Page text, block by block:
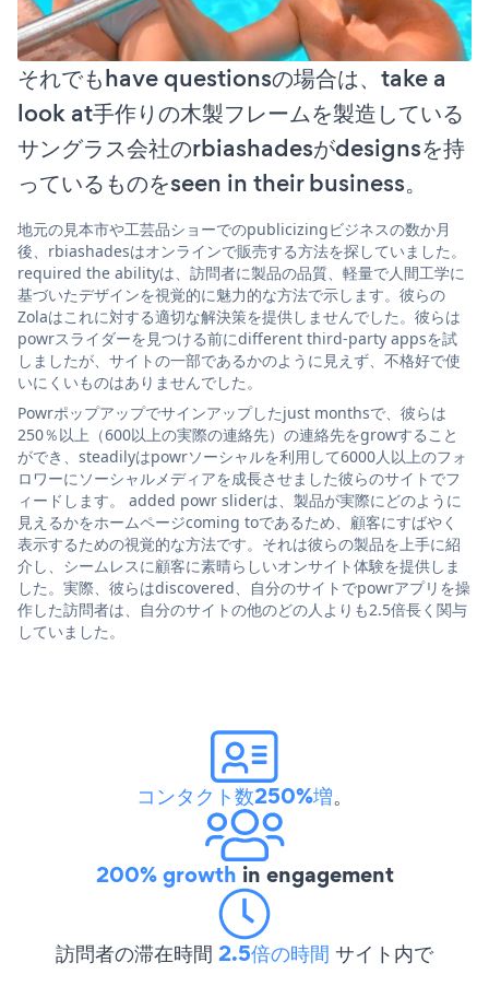
それでもhave questionsの場合は、take a
look at手作りの木製フレームを製造している
サングラス会社のrbiashadesがdesignsを持
っているものをseen in their business。
地元の見本市や工芸品ショーでのpublicizingビジネスの数か月
後、rbiashadesはオンラインで販売する方法を探していました。
required the abilityは、訪問者に製品の品質、軽量で人間工学に
基づいたデザインを視覚的に魅力的な方法で示します。彼らの
Zolaはこれに対する適切な解決策を提供しませんでした。彼らは
powrスライダーを見つける前にdifferent third-party appsを試
しましたが、サイトの一部であるかのように見えず、不格好で使
いにくいものはありませんでした。
Powrポップアップでサインアップしたjust monthsで、彼らは
250％以上（600以上の実際の連絡先）の連絡先をgrowすること
ができ、steadilyはpowrソーシャルを利用して6000人以上のフォ
ロワーにソーシャルメディアを成長させました彼らのサイトでフ
ィードします。 added powr sliderは、製品が実際にどのように
見えるかをホームページcoming toであるため、顧客にすばやく
表示するための視覚的な方法です。それは彼らの製品を上手に紹
介し、シームレスに顧客に素晴らしいオンサイト体験を提供しま
した。実際、彼らはdiscovered、自分のサイトでpowrアプリを操
作した訪問者は、自分のサイトの他のどの人よりも2.5倍長く関与
していました。
コンタクト数250%増。
200% growth in engagement
訪問者の滞在時間 2.5倍の時間 サイト内で